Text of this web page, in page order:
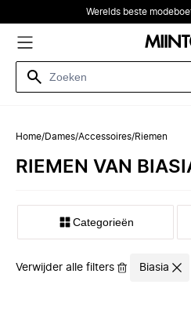
Werelds beste
Home/Dames/Accessoires/Riemen
RIEMEN VAN
Categorieën
Verwijder alle filters Biasia